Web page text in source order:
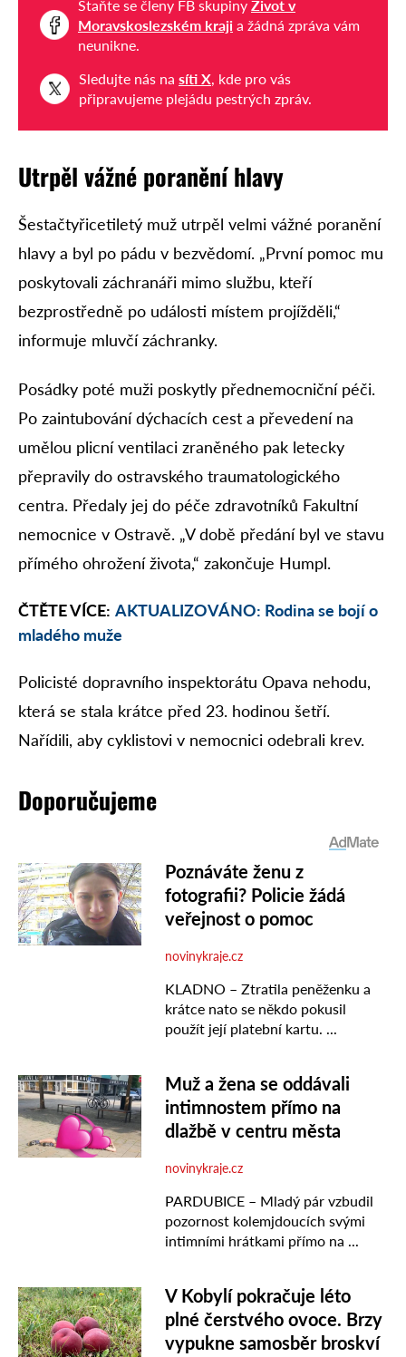
Staňte se členy FB skupiny Život v
Moravskoslezském kraji a žádná zpráva vám
neunikne.
Sledujte nás na síti X, kde pro vás
připravujeme plejádu pestrých zpráv.
Utrpěl vážné poranění hlavy
Šestačtyřicetiletý muž utrpěl velmi vážné poranění
hlavy a byl po pádu v bezvědomí. „První pomoc mu
poskytovali záchranáři mimo službu, kteří
bezprostředně po události místem projížděli,“
informuje mluvčí záchranky.
Posádky poté muži poskytly přednemocniční péči.
Po zaintubování dýchacích cest a převedení na
umělou plicní ventilaci zraněného pak letecky
přepravily do ostravského traumatologického
centra. Předaly jej do péče zdravotníků Fakultní
nemocnice v Ostravě. „V době předání byl ve stavu
přímého ohrožení života,“ zakončuje Humpl.
ČTĚTE VÍCE: AKTUALIZOVÁNO: Rodina se bojí o
mladého muže
Policisté dopravního inspektorátu Opava nehodu,
která se stala krátce před 23. hodinou šetří.
Nařídili, aby cyklistovi v nemocnici odebrali krev.
Doporučujeme